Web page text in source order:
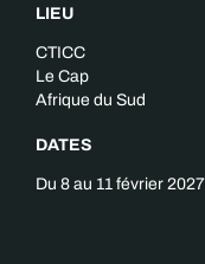
LIEU
CTICC
Le Cap
Afrique du Sud
DATES
Du 8 au 11 février 2027